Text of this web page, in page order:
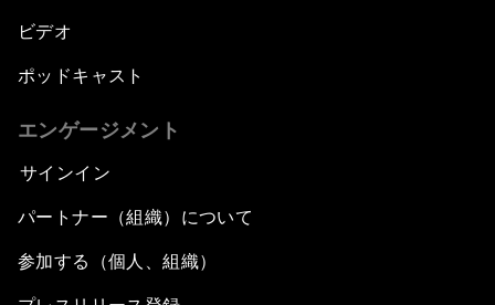
ビデオ
ポッドキャスト
エンゲージメント
サインイン
パートナー（組織）について
参加する（個人、組織）